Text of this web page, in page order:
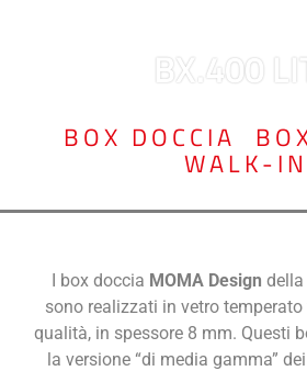
BX.400
BOX DOCCIA
WALK-IN
I box doccia MOMA Design della
sono realizzati in vetro
qualità, in spessore 8 mm. Questi
la versione “di media gamma”